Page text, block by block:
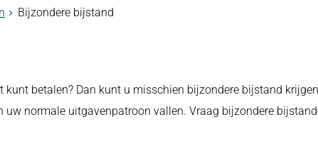
Bijzondere bijstand
betalen? Dan kunt u misschien bijzondere bijstand
normale uitgavenpatroon vallen. Vraag bijzondere bijstand